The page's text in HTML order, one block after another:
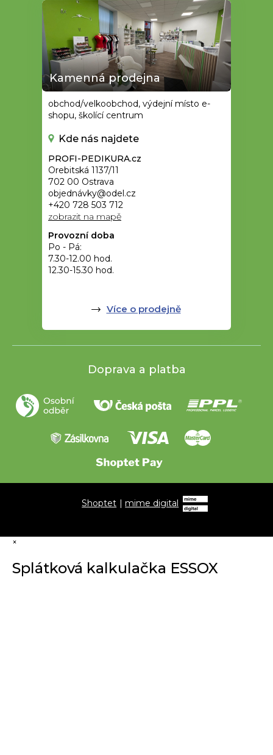
Kamenná prodejna
obchod/velkoobchod, výdejní místo e-
shopu, školící centrum
Kde nás najdete
PROFI-PEDIKURA.cz
Orebitská 1137/11
702 00 Ostrava
objednávky@odel.cz
+420 728 503 712
zobrazit na mapě
Provozní doba
Po - Pá:
7.30-12.00 hod.
12.30-15.30 hod.
Více o prodejně
Doprava a platba
Shoptet |mime digital
×
Splátková kalkulačka ESSOX